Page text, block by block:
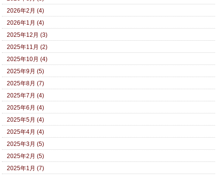
2026年2月 (4)
2026年1月 (4)
2025年12月 (3)
2025年11月 (2)
2025年10月 (4)
2025年9月 (5)
2025年8月 (7)
2025年7月 (4)
2025年6月 (4)
2025年5月 (4)
2025年4月 (4)
2025年3月 (5)
2025年2月 (5)
2025年1月 (7)